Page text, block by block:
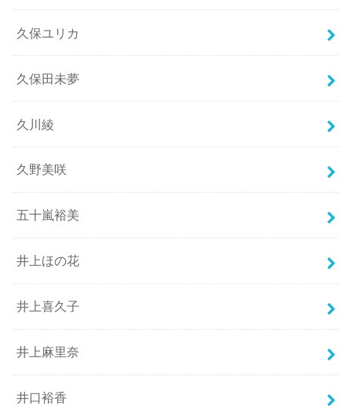
久保ユリカ
久保田未夢
久川綾
久野美咲
五十嵐裕美
井上ほの花
井上喜久子
井上麻里奈
井口裕香